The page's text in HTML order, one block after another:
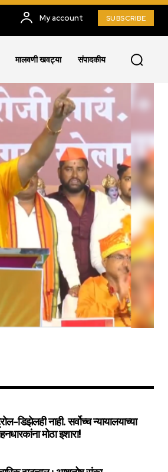
My account SUBSCRIBE
मालवणी खवट्या संपादकीय
डिझेलही नाही. सर्वोच्च न्यायालयाच्या
मोठा इशारा!